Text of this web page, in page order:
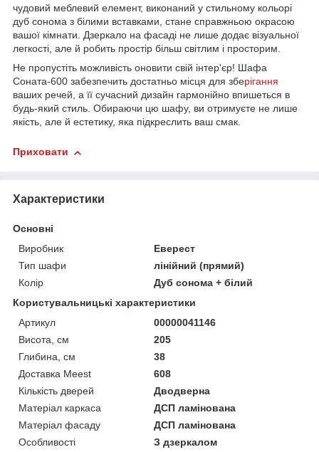
чудовий меблевий елемент, виконаний у стильному кольорі
дуб сонома з білими вставками, стане справжньою окрасою
вашої кімнати. Дзеркало на фасаді не лише додає візуальної
легкості, але й робить простір більш світлим і просторим.
Не пропустіть можливість оновити свій інтер'єр! Шафа
Соната-600 забезпечить достатньо місця для зберігання
ваших речей, а її сучасний дизайн гармонійно впишеться в
будь-який стиль. Обираючи цю шафу, ви отримуєте не лише
якість, але й естетику, яка підкреслить ваш смак.
Приховати
Характеристики
Основні
Виробник
Еверест
Тип шафи
лінійний (прямий)
Колір
Дуб сонома + білий
Користувальницькі характеристики
Артикул
00000041146
Висота, см
205
Глибина, см
38
Доставка Meest
608
Кількість дверей
Дводверна
Матеріал каркаса
ДСП ламінована
Матеріал фасаду
ДСП ламінована
Особливості
З дзеркалом